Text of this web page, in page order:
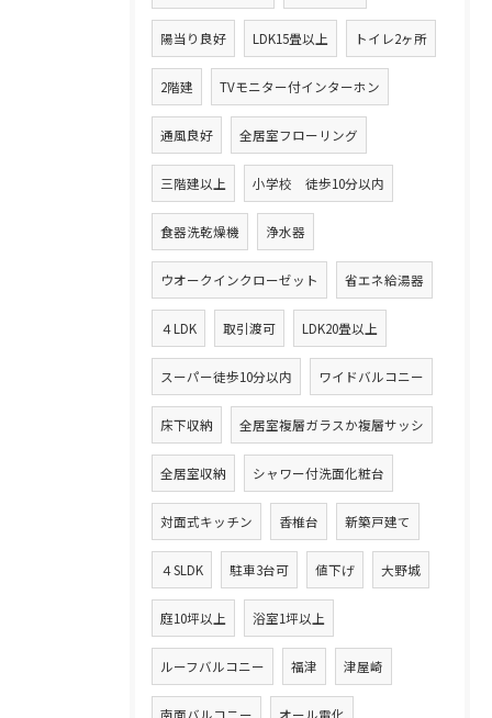
陽当り良好 LDK15畳以上 トイレ2ヶ所
2階建 TVモニター付インターホン
通風良好 全居室フローリング
三階建以上 小学校 徒歩10分以内
食器洗乾燥機 浄水器
ウオークインクローゼット 省エネ給湯器
４LDK 取引渡可 LDK20畳以上
スーパー徒歩10分以内 ワイドバルコニー
床下収納 全居室複層ガラスか複層サッシ
全居室収納 シャワー付洗面化粧台
対面式キッチン 香椎台 新築戸建て
４SLDK 駐車3台可 値下げ 大野城
庭10坪以上 浴室1坪以上
ルーフバルコニー 福津 津屋崎
南面バルコニー オール電化